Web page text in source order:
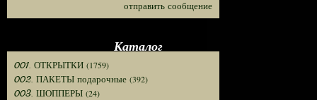
отправить сообщение
Каталог
001. ОТКРЫТКИ (1759)
002. ПАКЕТЫ подарочные (392)
003. ШОППЕРЫ (24)